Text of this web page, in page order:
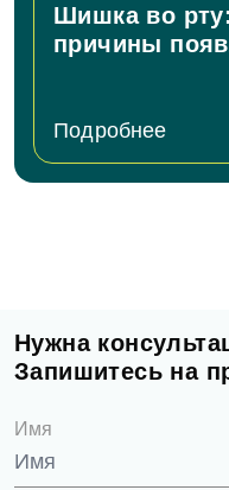
Шишка во
причины
Подробнее
Нужна
Запишитесь на
Имя